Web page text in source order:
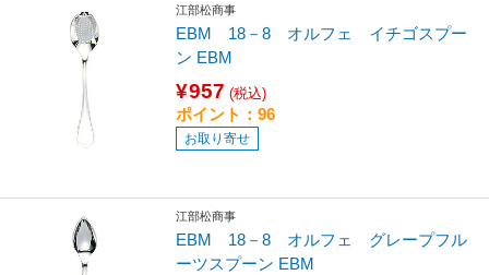
江部松商事
EBM 18－8 オルフェ イチゴスプー
ン EBM
¥957 (税込)
ポイント：96
お取り寄せ
江部松商事
EBM 18－8 オルフェ グレープフル
ーツスプーン EBM